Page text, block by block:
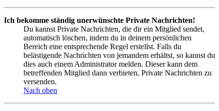
Ich bekomme ständig unerwünschte Private Nachrichten!
Du kannst Private Nachrichten, die dir ein Mitglied sendet,
automatisch löschen, indem du in deinem persönlichen
Bereich eine entsprechende Regel erstellst. Falls du
belästigende Nachrichten von jemandem erhältst, so kannst du
dies auch einem Administrator melden. Dieser kann dem
betreffenden Mitglied dann verbieten, Private Nachrichten zu
versenden.
Nach oben